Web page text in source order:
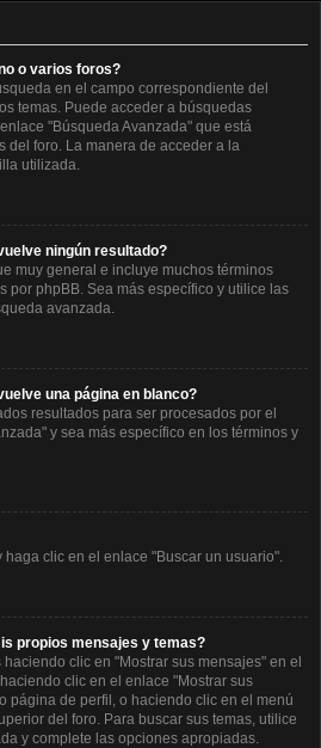
o varios foros?
en el campo correspondiente del
temas. Puede acceder a búsquedas
"Búsqueda Avanzada" que está
del foro. La manera de acceder a la
utilizada.
ningún resultado?
muy general e incluye muchos términos
por phpBB. Sea más específico y utilice las
avanzada.
una página en blanco?
resultados para ser procesados por el
y sea más específico en los términos y
clic en el enlace "Buscar un usuario".
propios mensajes y temas?
clic en "Mostrar sus mensajes" en el
clic en el enlace "Mostrar sus
página de perfil, o haciendo clic en el menú
del foro. Para buscar sus temas, utilice
y complete las opciones apropiadas.